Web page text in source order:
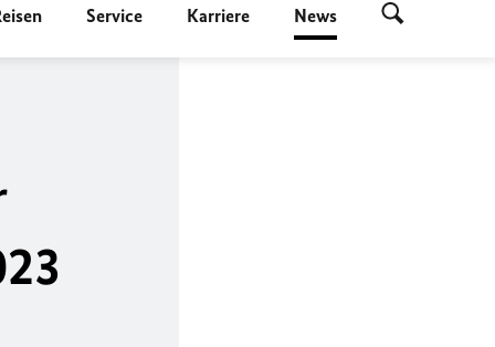
Service Karriere News